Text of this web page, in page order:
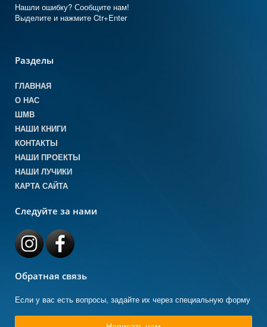
Нашли ошибку? Сообщите нам!
Выделите и нажмите Ctr+Enter
Разделы
ГЛАВНАЯ
О НАС
ШМВ
НАШИ КНИГИ
КОНТАКТЫ
НАШИ ПРОЕКТЫ
НАШИ ЛУЧИКИ
КАРТА САЙТА
Следуйте за нами
Обратная связь
Если у вас есть вопросы, задайте их через специальную форму